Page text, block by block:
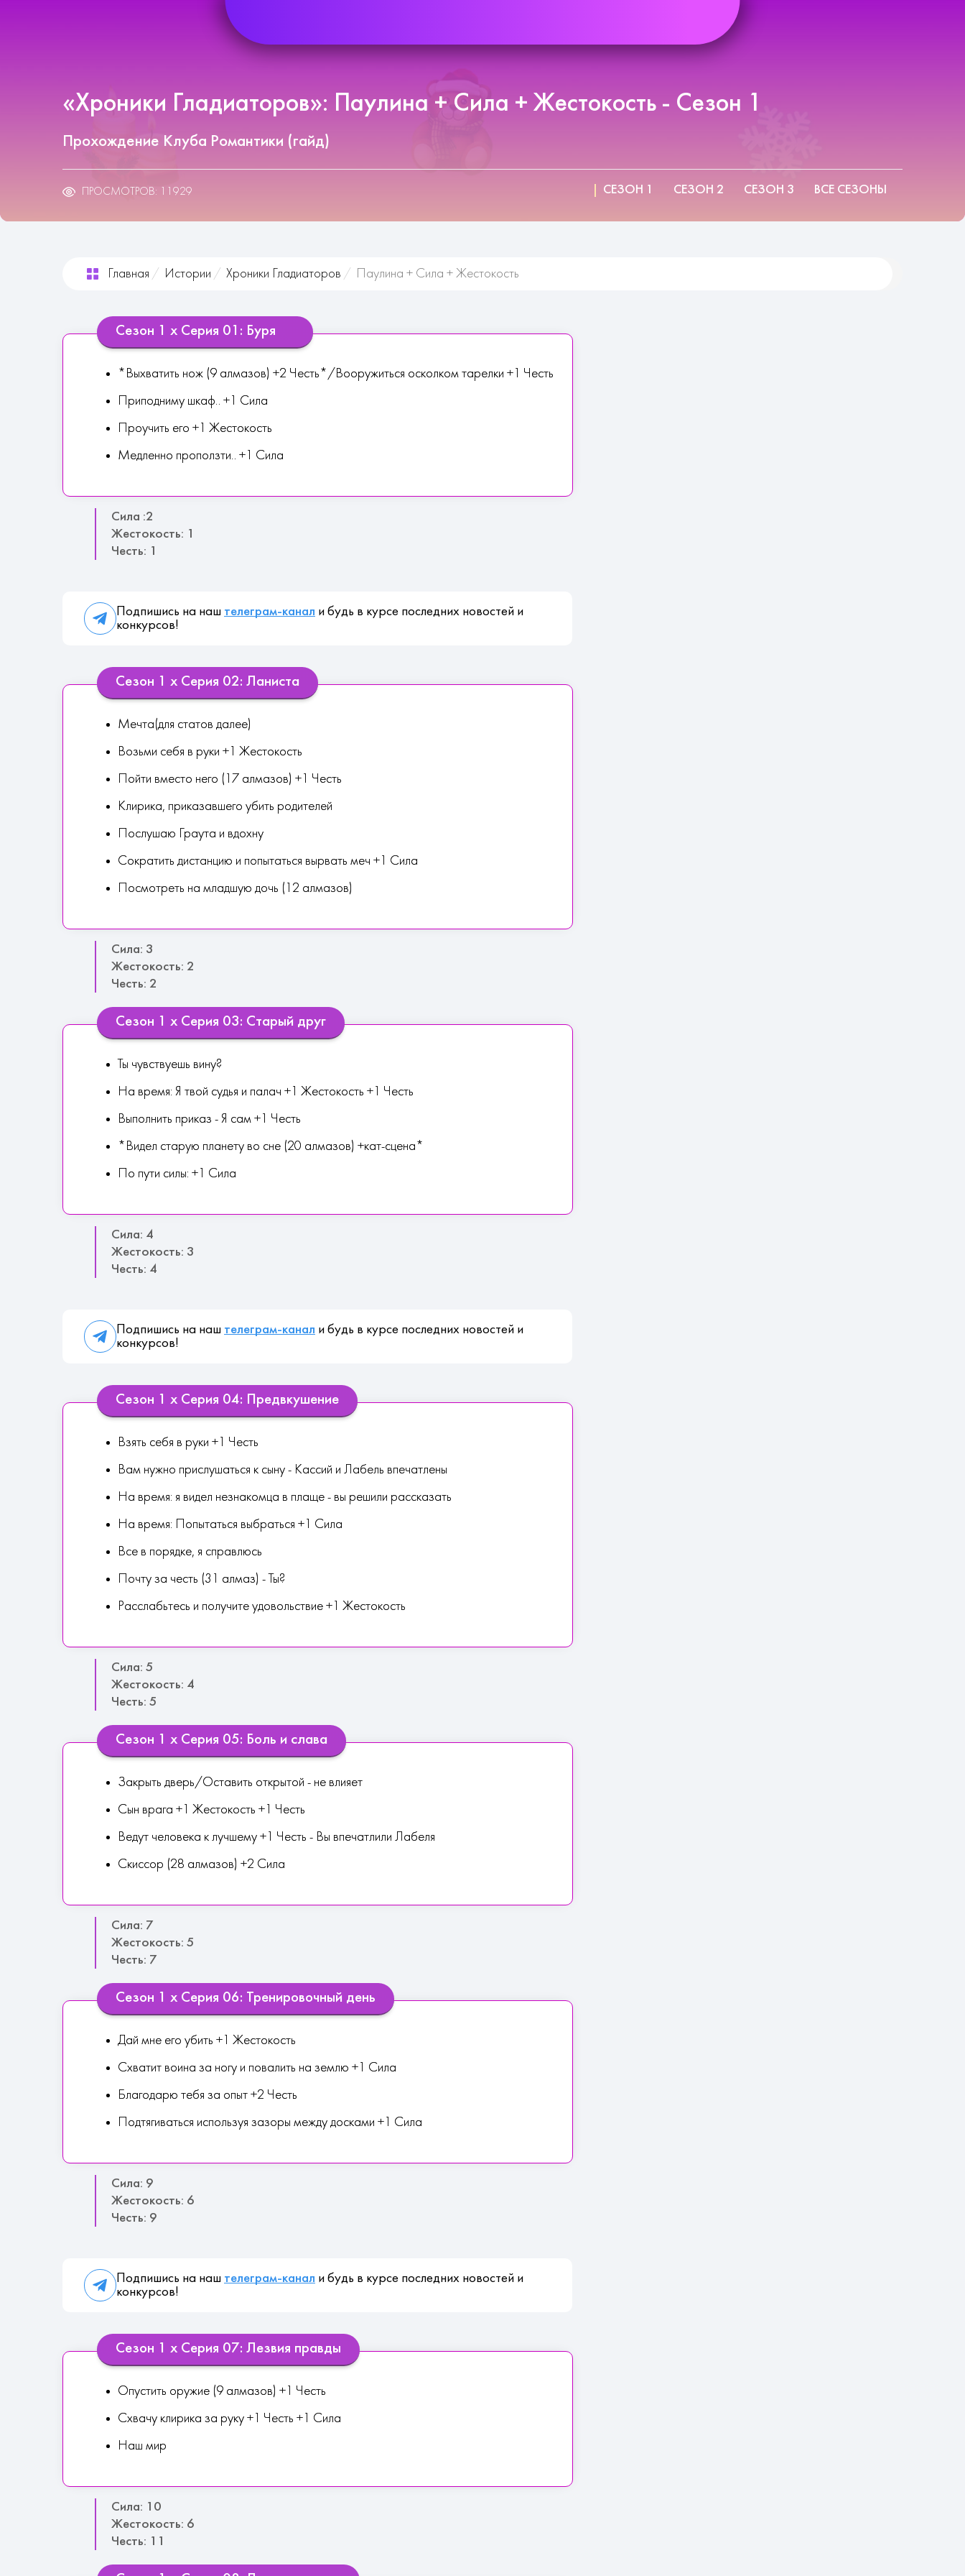
«Хроники Гладиаторов»: Паулина + Сила + Жестокость - Сезон 1
Прохождение Клуба Романтики (гайд)
ПРОСМОТРОВ: 11929 СЕЗОН 1 СЕЗОН 2 СЕЗОН 3 ВСЕ СЕЗОНЫ
Главная Истории Хроники Гладиаторов Паулина + Сила + Жестокость
Сезон 1 х Серия 01: Буря
*Выхватить нож (9 алмазов) +2 Честь*/Вооружиться осколком тарелки +1 Честь
Приподниму шкаф.. +1 Сила
Проучить его +1 Жестокость
Медленно проползти.. +1 Сила
Сила :2
Жестокость: 1
Честь: 1
Подпишись на наш телеграм-канал и будь в курсе последних новостей и
конкурсов!
Сезон 1 х Серия 02: Ланиста
Мечта(для статов далее)
Возьми себя в руки +1 Жестокость
Пойти вместо него (17 алмазов) +1 Честь
Клирика, приказавшего убить родителей
Послушаю Граута и вдохну
Сократить дистанцию и попытаться вырвать меч +1 Сила
Посмотреть на младшую дочь (12 алмазов)
Сила: 3
Жестокость: 2
Честь: 2
Сезон 1 х Серия 03: Старый друг
Ты чувствуешь вину?
На время: Я твой судья и палач +1 Жестокость +1 Честь
Выполнить приказ - Я сам +1 Честь
*Видел старую планету во сне (20 алмазов) +кат-сцена*
По пути силы: +1 Сила
Сила: 4
Жестокость: 3
Честь: 4
Подпишись на наш телеграм-канал и будь в курсе последних новостей и
конкурсов!
Сезон 1 х Серия 04: Предвкушение
Взять себя в руки +1 Честь
Вам нужно прислушаться к сыну - Кассий и Лабель впечатлены
На время: я видел незнакомца в плаще - вы решили рассказать
На время: Попытаться выбраться +1 Сила
Все в порядке, я справлюсь
Почту за честь (31 алмаз) - Ты?
Расслабьтесь и получите удовольствие +1 Жестокость
Сила: 5
Жестокость: 4
Честь: 5
Сезон 1 х Серия 05: Боль и слава
Закрыть дверь/Оставить открытой - не влияет
Сын врага +1 Жестокость +1 Честь
Ведут человека к лучшему +1 Честь - Вы впечатлили Лабеля
Скиссор (28 алмазов) +2 Сила
Сила: 7
Жестокость: 5
Честь: 7
Сезон 1 х Серия 06: Тренировочный день
Дай мне его убить +1 Жестокость
Схватит воина за ногу и повалить на землю +1 Сила
Благодарю тебя за опыт +2 Честь
Подтягиваться используя зазоры между досками +1 Сила
Сила: 9
Жестокость: 6
Честь: 9
Подпишись на наш телеграм-канал и будь в курсе последних новостей и
конкурсов!
Сезон 1 х Серия 07: Лезвия правды
Опустить оружие (9 алмазов) +1 Честь
Схвачу клирика за руку +1 Честь +1 Сила
Наш мир
Сила: 10
Жестокость: 6
Честь: 11